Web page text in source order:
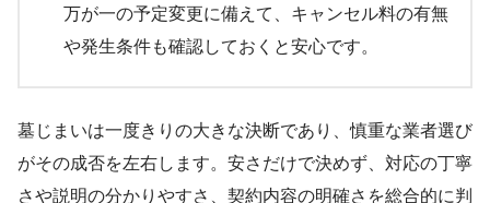
万が一の予定変更に備えて、キャンセル料の有無
や発生条件も確認しておくと安心です。
墓じまいは一度きりの大きな決断であり、慎重な業者選び
がその成否を左右します。安さだけで決めず、対応の丁寧
さや説明の分かりやすさ、契約内容の明確さを総合的に判